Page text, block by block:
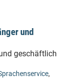
und
geschäftlich
,